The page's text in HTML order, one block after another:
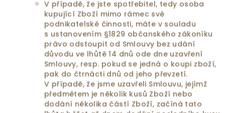
V případě, že jste spotřebitel, tedy osoba
kupující Zboží mimo rámec své
podnikatelské činnosti, máte v souladu
s ustanovením §1829 občanského zákoníku
právo odstoupit od Smlouvy bez udání
důvodu ve lhůtě 14 dnů ode dne uzavření
Smlouvy, resp. pokud se jedná o koupi zboží,
pak do čtrnácti dnů od jeho převzetí.
V případě, že jsme uzavřeli Smlouvu, jejímž
předmětem je několik kusů Zboží nebo
dodání několika částí Zboží, začíná tato